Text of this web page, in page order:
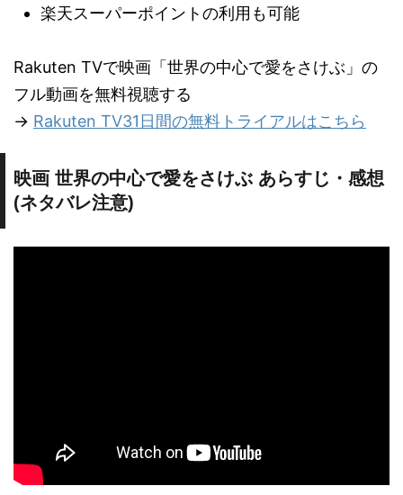
楽天スーパーポイントの利用も可能
Rakuten TVで映画「世界の中心で愛をさけぶ」の
フル動画を無料視聴する
→ Rakuten TV31日間の無料トライアルはこちら
映画 世界の中心で愛をさけぶ あらすじ・感想
(ネタバレ注意)